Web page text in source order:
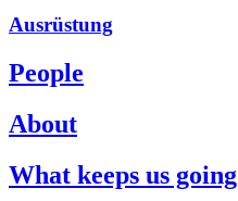
Ausrüstung
People
About
What keeps us going